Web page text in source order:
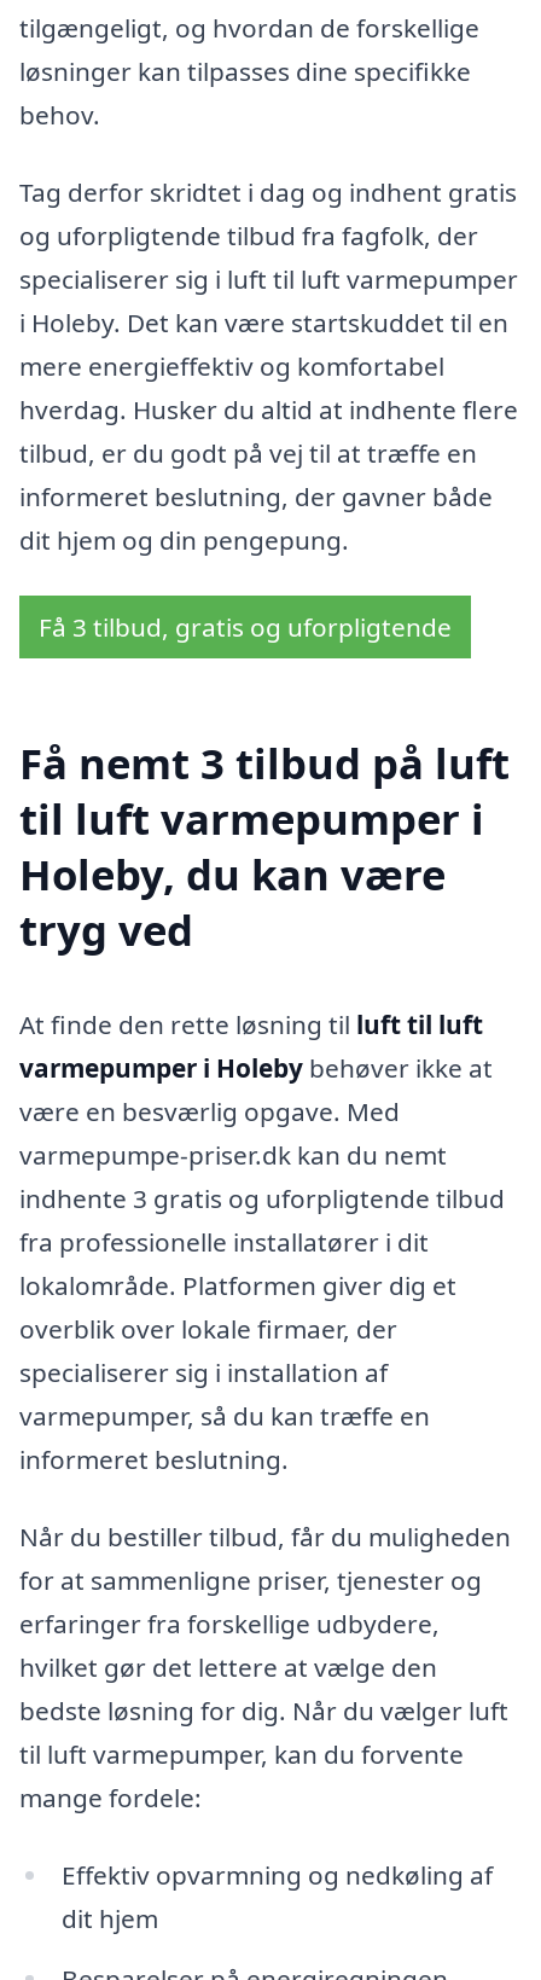
tilgængeligt, og hvordan de forskellige
løsninger kan tilpasses dine specifikke
behov.
Tag derfor skridtet i dag og indhent gratis
og uforpligtende tilbud fra fagfolk, der
specialiserer sig i luft til luft varmepumper
i Holeby. Det kan være startskuddet til en
mere energieffektiv og komfortabel
hverdag. Husker du altid at indhente flere
tilbud, er du godt på vej til at træffe en
informeret beslutning, der gavner både
dit hjem og din pengepung.
Få 3 tilbud, gratis og uforpligtende
Få nemt 3 tilbud på luft
til luft varmepumper i
Holeby, du kan være
tryg ved
At finde den rette løsning til luft til luft
varmepumper i Holeby behøver ikke at
være en besværlig opgave. Med
varmepumpe-priser.dk kan du nemt
indhente 3 gratis og uforpligtende tilbud
fra professionelle installatører i dit
lokalområde. Platformen giver dig et
overblik over lokale firmaer, der
specialiserer sig i installation af
varmepumper, så du kan træffe en
informeret beslutning.
Når du bestiller tilbud, får du muligheden
for at sammenligne priser, tjenester og
erfaringer fra forskellige udbydere,
hvilket gør det lettere at vælge den
bedste løsning for dig. Når du vælger luft
til luft varmepumper, kan du forvente
mange fordele:
Effektiv opvarmning og nedkøling af
dit hjem